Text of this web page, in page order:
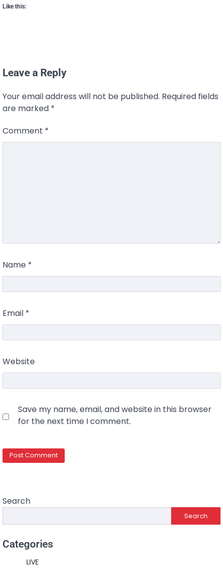
Like this:
Leave a Reply
Your email address will not be published. Required fields
are marked *
Comment *
Name *
Email *
Website
Save my name, email, and website in this browser
for the next time I comment.
Search
Search
Categories
LIVE